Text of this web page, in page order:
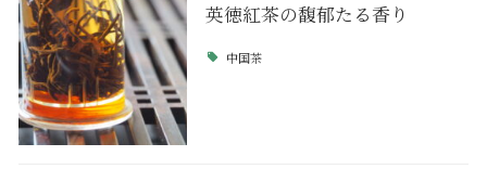
英徳紅茶の馥郁たる香り
中国茶